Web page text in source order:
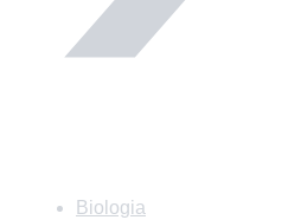
Biologia